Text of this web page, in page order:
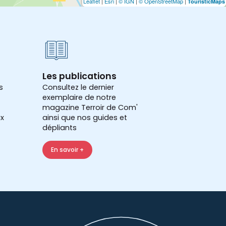
Les publications
Consultez le dernier
exemplaire de notre
magazine Terroir de Com'
ainsi que nos guides et
dépliants
En savoir +